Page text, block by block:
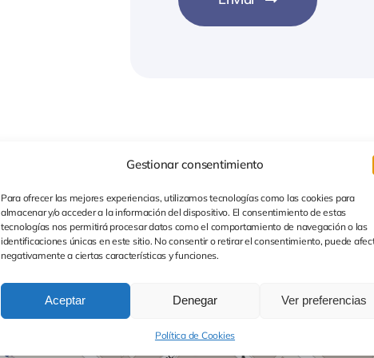
Gestionar consentimiento
Para ofrecer las mejores experiencias, utilizamos tecnologías como las cookies para
almacenar y/o acceder a la información del dispositivo. El consentimiento de estas
tecnologías nos permitirá procesar datos como el comportamiento de navegación o las
identificaciones únicas en este sitio. No consentir o retirar el consentimiento, puede
negativamente a ciertas características y funciones.
Aceptar Denegar Ver preferencias
Política de Cookies